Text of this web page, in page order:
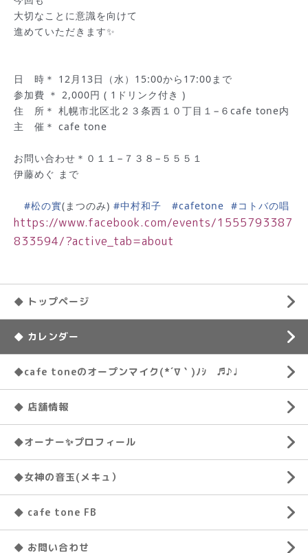
大切なことに意識を向けて
進めていただきます✨
日 時＊ 12月13日（水）15:00から17:00まで
参加費 ＊ 2,000円 ( 1ドリンク付き )
住 所＊ 札幌市北区北２３条西１０丁目１−６cafe tone内
主 催＊ cafe tone
お問い合わせ＊０１１−７３８−５５５１
伊藤めぐ まで
#松の實(まつのみ) #中村和子 #cafetone #コトバの唱
https://www.facebook.com/events/1555793387
833594/?active_tab=about
◆ トップページ
◆ カレンダー
◆cafe toneのオープンマイク(*´∇｀)ﾉｼ ♬♪♩
◆ 店舗情報
◆オーナー✨プロフィール
◆女神の音玉(メキュ）
◆ cafe tone FB
◆ お問い合わせ